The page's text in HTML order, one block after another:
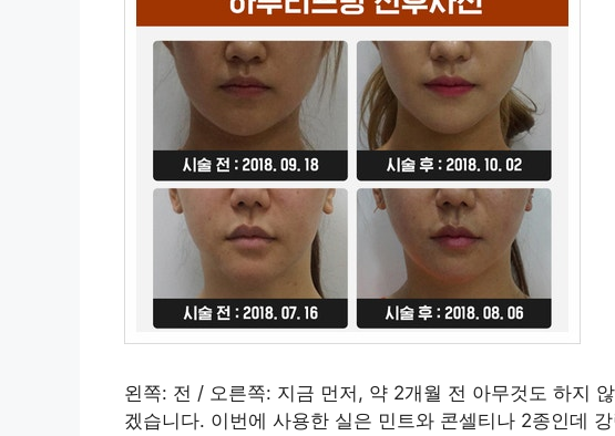
왼쪽: 전 / 오른쪽: 지금 먼저, 약 2개월 전 아무것도 하지
겠습니다. 이번에 사용한 실은 민트와 콘셀티나 2종인데